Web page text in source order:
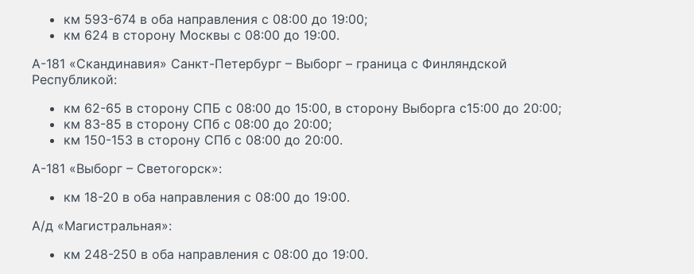
км 593-674 в оба направления с 08:00 до 19:00;
км 624 в сторону Москвы с 08:00 до 19:00.
А-181 «Скандинавия» Санкт-Петербург – Выборг – граница с Финляндской
Республикой:
км 62-65 в сторону СПБ с 08:00 до 15:00, в сторону Выборга с15:00 до 20:00;
км 83-85 в сторону СПб с 08:00 до 20:00;
км 150-153 в сторону СПб с 08:00 до 20:00.
А-181 «Выборг – Светогорск»:
км 18-20 в оба направления с 08:00 до 19:00.
А/д «Магистральная»:
км 248-250 в оба направления с 08:00 до 19:00.